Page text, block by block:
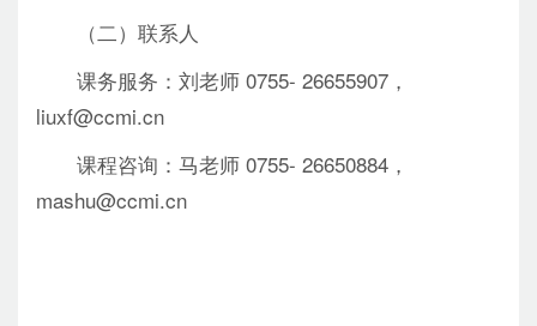
（二）联系人
课务服务：刘老师 0755- 26655907，
liuxf@ccmi.cn
课程咨询：马老师 0755- 26650884，
mashu@ccmi.cn